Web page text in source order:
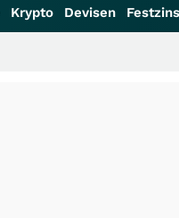
Krypto Devisen Festzins